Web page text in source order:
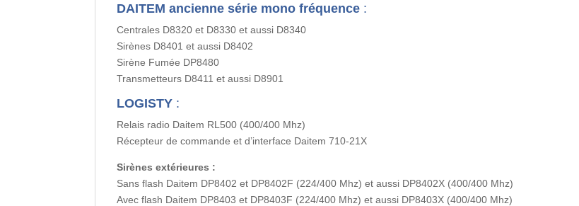
DAITEM ancienne série mono fréquence :
Centrales D8320 et D8330 et aussi D8340
Sirènes D8401 et aussi D8402
Sirène Fumée DP8480
Transmetteurs D8411 et aussi D8901
LOGISTY :
Relais radio Daitem RL500 (400/400 Mhz)
Récepteur de commande et d’interface Daitem 710-21X
Sirènes extérieures :
Sans flash Daitem DP8402 et DP8402F (224/400 Mhz) et aussi DP8402X (400/400 Mhz)
Avec flash Daitem DP8403 et DP8403F (224/400 Mhz) et aussi DP8403X (400/400 Mhz)